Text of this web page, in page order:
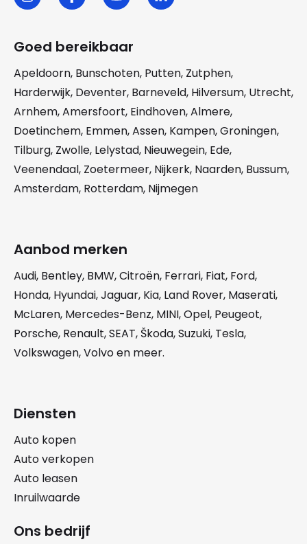
Goed bereikbaar
Apeldoorn, Bunschoten, Putten, Zutphen,
Harderwijk, Deventer, Barneveld, Hilversum, Utrecht,
Arnhem,Amersfoort, Eindhoven,Almere,
Doetinchem, Emmen,Assen, Kampen,Groningen,
Tilburg, Zwolle, Lelystad, Nieuwegein, Ede,
Veenendaal, Zoetermeer, Nijkerk, Naarden, Bussum,
Amsterdam, Rotterdam, Nijmegen
Aanbod merken
Audi, Bentley, BMW,Citroën, Ferrari, Fiat, Ford,
Honda, Hyundai,Jaguar, Kia, Land Rover, Maserati,
McLaren, Mercedes-Benz, MINI,Opel, Peugeot,
Porsche, Renault,SEAT, Škoda,Suzuki, Tesla,
Volkswagen,Volvoen meer.
Diensten
Auto kopen
Auto verkopen
Auto leasen
Inruilwaarde
Ons bedrijf